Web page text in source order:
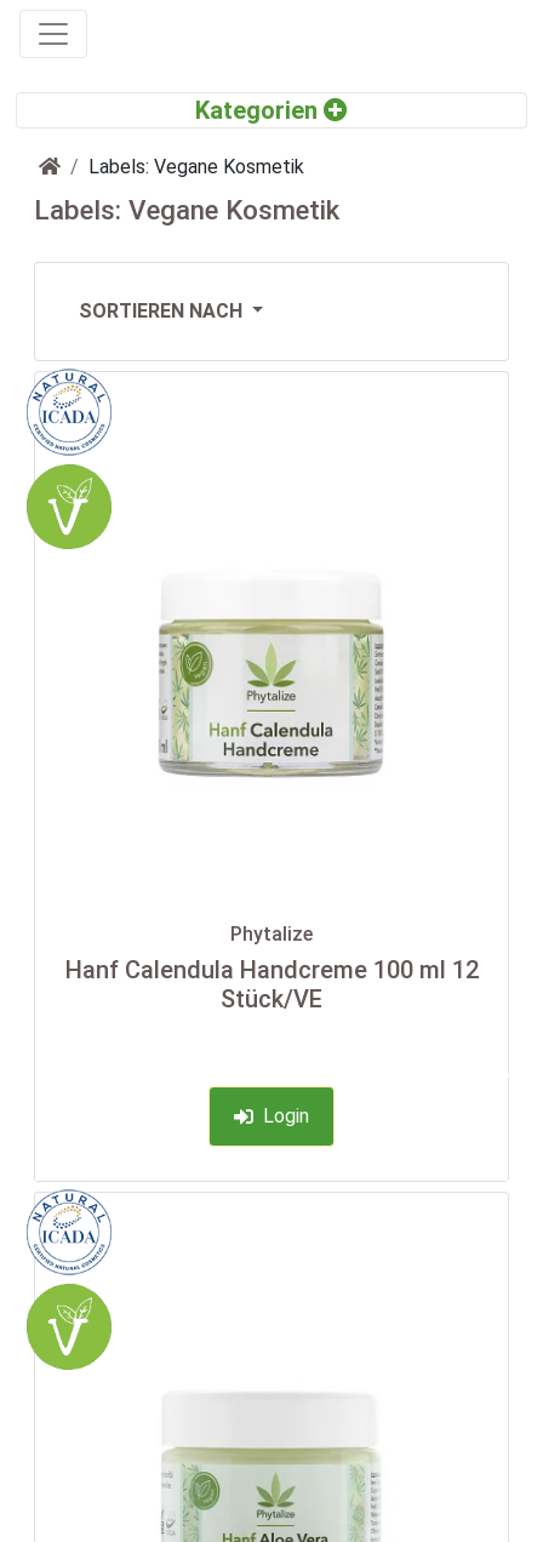
Startseite
Labels: Vegane Kosmetik
Labels: Vegane Kosmetik
SORTIEREN NACH
Phytalize
Hanf Calendula Handcreme 100 ml 12
Stück/VE
Login
-35%